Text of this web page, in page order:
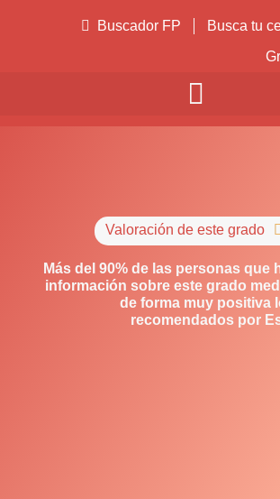
Buscador FP Busca tu
Valoración de este grado 
Más del 90% de las personas que
información sobre este grado
de forma muy positiva
recomendados por